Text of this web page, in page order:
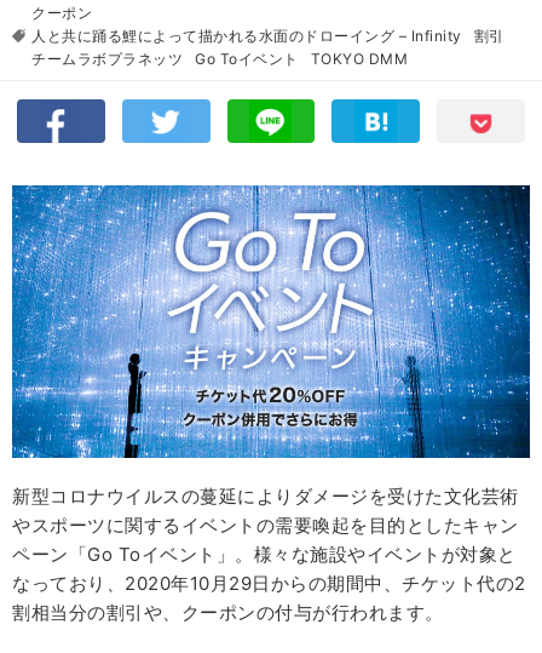
クーポン
人と共に踊る鯉によって描かれる水面のドローイング – Infinity
割引
チームラボプラネッツ
Go Toイベント TOKYO DMM
新型コロナウイルスの蔓延によりダメージを受けた文化芸術
やスポーツに関するイベントの需要喚起を目的としたキャン
ペーン「Go Toイベント」。様々な施設やイベントが対象と
なっており、2020年10月29日からの期間中、チケット代の2
割相当分の割引や、クーポンの付与が行われます。